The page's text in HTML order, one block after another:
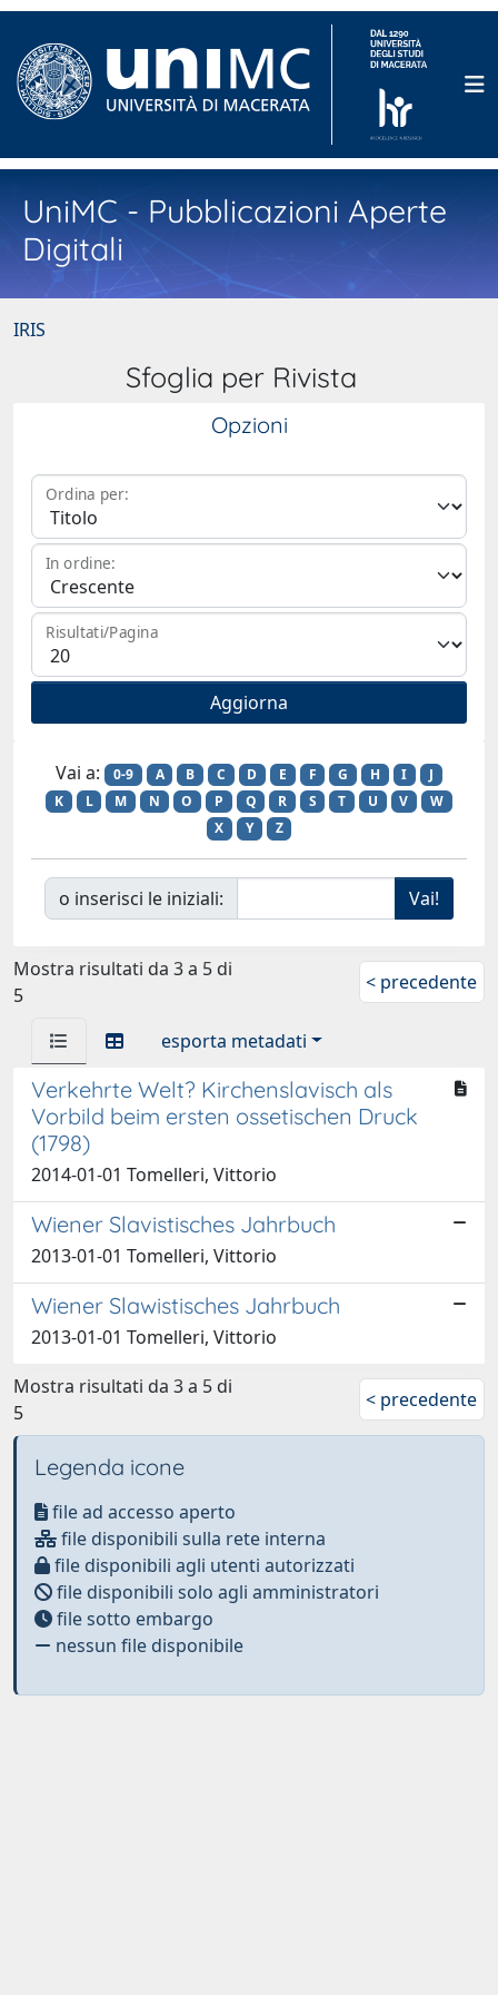
UniMC - Pubblicazioni Aperte
Digitali
IRIS
Sfoglia per Rivista
Opzioni
Ordina per:
In ordine:
Risultati/Pagina
Vai a: 0-9 A B C D E F G H I
J
K
L M N O P Q R S T U V
W
X
Y Z
o inserisci le iniziali:
Mostra risultati da 3 a 5 di
5
< precedente
esporta metadati
Verkehrte Welt? Kirchenslavisch als
Vorbild beim ersten ossetischen Druck
(1798)
2014-01-01 Tomelleri, Vittorio
Wiener Slavistisches Jahrbuch
2013-01-01 Tomelleri, Vittorio
Wiener Slawistisches Jahrbuch
2013-01-01 Tomelleri, Vittorio
Mostra risultati da 3 a 5 di
5
< precedente
Legenda icone
file ad accesso aperto
file disponibili sulla rete interna
file disponibili agli utenti autorizzati
file disponibili solo agli amministratori
file sotto embargo
nessun file disponibile